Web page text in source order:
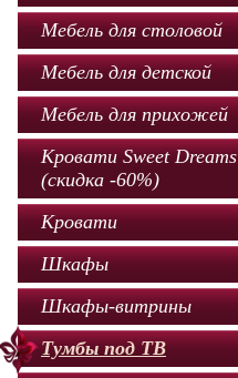
Мебель для столовой
Мебель для детской
Мебель для прихожей
Кровати Sweet Dreams
(скидка -60%)
Кровати
Шкафы
Шкафы-витрины
Тумбы под ТВ